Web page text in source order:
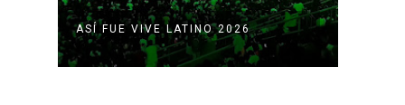
ASÍ FUE VIVE LATINO 2026